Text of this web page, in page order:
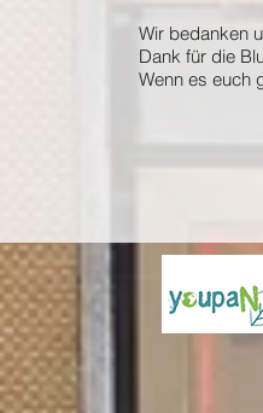
Wir bedanken
Dank für die
Wenn es euch